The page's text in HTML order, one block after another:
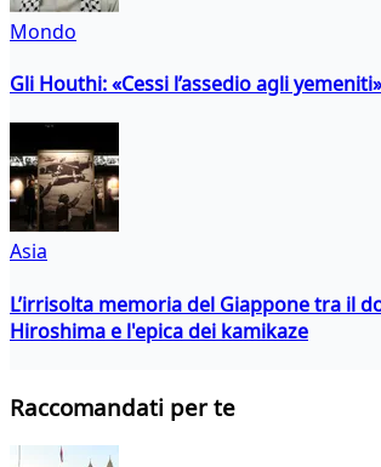
Mondo
Gli Houthi: «Cessi l’assedio agli yemeniti»
Asia
L’irrisolta memoria del Giappone tra il
Hiroshima e l'epica dei kamikaze
Raccomandati per te